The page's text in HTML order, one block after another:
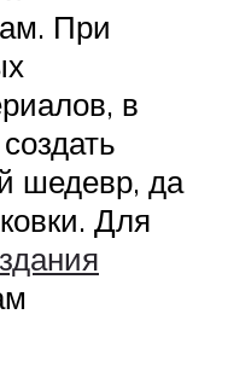
При
в
шедевр, да
Для